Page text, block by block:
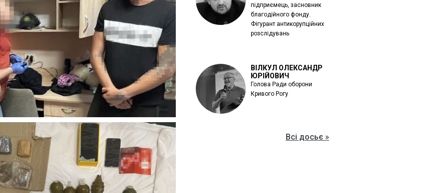
підприємець, засновник
благодійного фонду.
Фігурант антикорупційних
розслідувань
ВІЛКУЛ ОЛЕКСАНДР
ЮРІЙОВИЧ
Голова Ради оборони
Кривого Рогу
Всі досьє »